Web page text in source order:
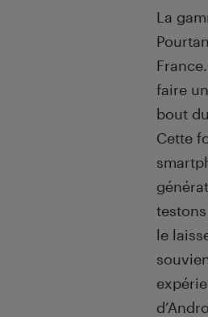
La
faire
bout
Cette
le